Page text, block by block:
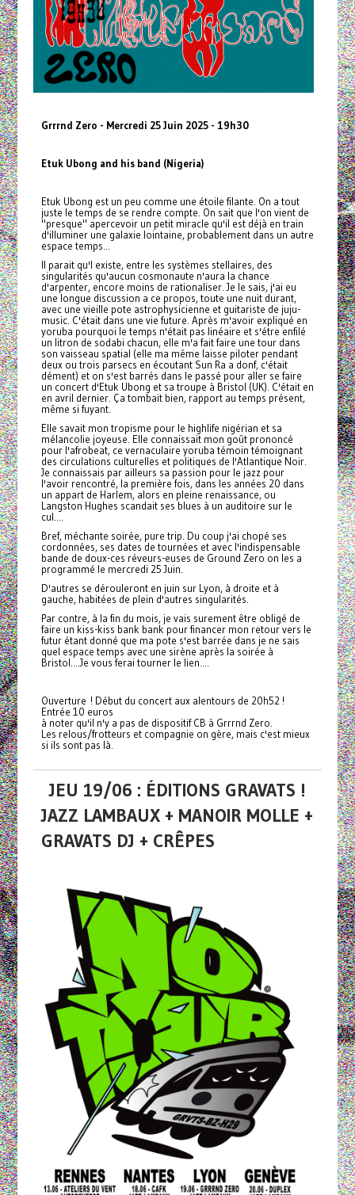
Grrrnd Zero - Mercredi 25 Juin 2025 - 19h30
Etuk Ubong and his band (Nigeria)
Etuk Ubong est un peu comme une étoile filante. On a tout
juste le temps de se rendre compte. On sait que l'on vient de
"presque" apercevoir un petit miracle qu'il est déjà en train
d'illuminer une galaxie lointaine, probablement dans un autre
espace temps...
Il parait qu'l existe, entre les systèmes stellaires, des
singularités qu'aucun cosmonaute n'aura la chance
d'arpenter, encore moins de rationaliser. Je le sais, j'ai eu
une longue discussion a ce propos, toute une nuit durant,
avec une vieille pote astrophysicienne et guitariste de juju-
music. C'était dans une vie future. Après m'avoir expliqué en
yoruba pourquoi le temps n'était pas linéaire et s'étre enfilé
un litron de sodabi chacun, elle m'a fait faire une tour dans
son vaisseau spatial (elle ma même laisse piloter pendant
deux ou trois parsecs en écoutant Sun Ra a donf, c'était
dément) et on s'est barrés dans le passé pour aller se faire
un concert d'Etuk Ubong et sa troupe à Bristol (UK). C'était en
en avril dernier. Ça tombait bien, rapport au temps présent,
même si fuyant.
Elle savait mon tropisme pour le highlife nigérian et sa
mélancolie joyeuse. Elle connaissait mon goût prononcé
pour l'afrobeat, ce vernaculaire yoruba témoin témoignant
des circulations culturelles et politiques de l'Atlantique Noir.
Je connaissais par ailleurs sa passion pour le jazz pour
l'avoir rencontré, la première fois, dans les années 20 dans
un appart de Harlem, alors en pleine renaissance, ou
Langston Hughes scandait ses blues à un auditoire sur le
cul....
Bref, méchante soirée, pure trip. Du coup j'ai chopé ses
cordonnées, ses dates de tournées et avec l'indispensable
bande de doux-ces réveurs-euses de Ground Zero on les a
programmé le mercredi 25 Juin.
D'autres se dérouleront en juin sur Lyon, à droite et à
gauche, habitées de plein d'autres singularités.
Par contre, à la fin du mois, je vais surement être obligé de
faire un kiss-kiss bank bank pour financer mon retour vers le
futur étant donné que ma pote s'est barrée dans je ne sais
quel espace temps avec une sirène après la soirée à
Bristol....Je vous ferai tourner le lien....
Ouverture ! Début du concert aux alentours de 20h52 !
Entrée 10 euros
à noter qu'il n'y a pas de dispositif CB à Grrrnd Zero.
Les relous/frotteurs et compagnie on gère, mais c'est mieux
si ils sont pas là.
JEU 19/06 : ÉDITIONS GRAVATS !
JAZZ LAMBAUX + MANOIR MOLLE +
GRAVATS DJ + CRÊPES